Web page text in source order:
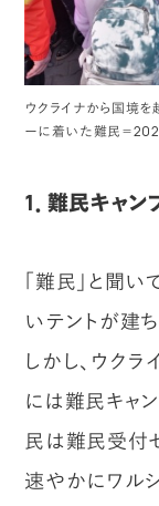
ウクライナから国境
ーに着いた難民＝
1．難民キャ
「難民」と聞
いテントが建
しかし、ウク
には難民キャ
民は難民受付
速やかにワル